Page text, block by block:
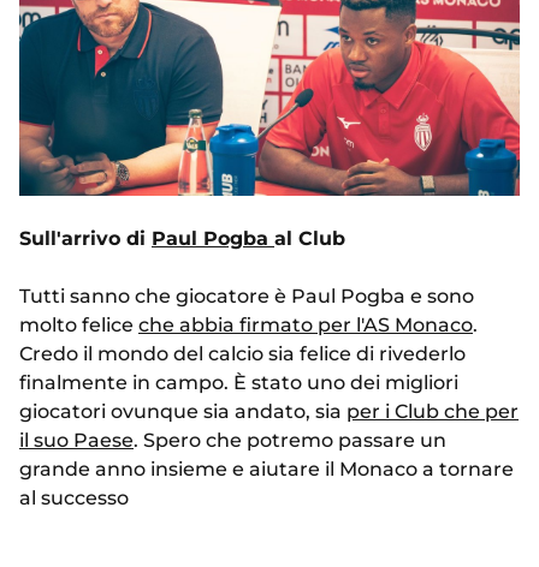
Sull'arrivo di Paul Pogba al Club
Tutti sanno che giocatore è Paul Pogba e sono
molto felice che abbia firmato per l'AS Monaco.
Credo il mondo del calcio sia felice di rivederlo
finalmente in campo. È stato uno dei migliori
giocatori ovunque sia andato, sia per i Club che per
il suo Paese. Spero che potremo passare un
grande anno insieme e aiutare il Monaco a tornare
al successo